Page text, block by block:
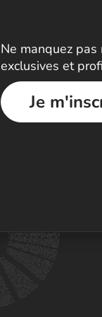
Ne manquez
exclusives et
Je